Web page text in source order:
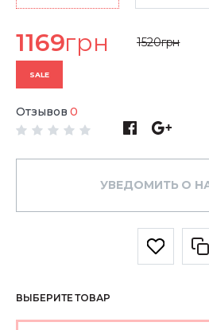
1169грн 1520грн
SALE
Отзывов 0
УВЕДОМИТЬ О
ВЫБЕРИТЕ ТОВАР